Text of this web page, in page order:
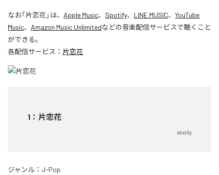
なお「片恋花」は、 Apple Music、 Spotify、 LINE MUSIC、 YouTube
Music、 Amazon Music Unlimitedなどの音楽配信サービスで聴くこと
ができる。
各配信サービス： 片恋花
1 ： 片恋花
miolly
ジャンル： J-Pop